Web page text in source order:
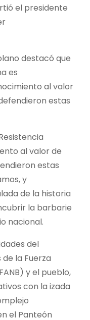
el presidente
destacó que
es
al valor
estas
al valor de
estas
y
de la historia
la barbarie
nacional.
del
la Fuerza
y el pueblo,
con la izada
el Panteón